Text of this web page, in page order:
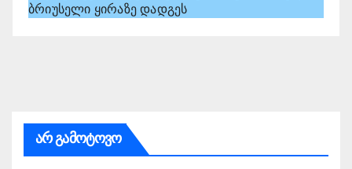
ბრიუსელი ყირაზე დადგეს
არ გამოტოვო